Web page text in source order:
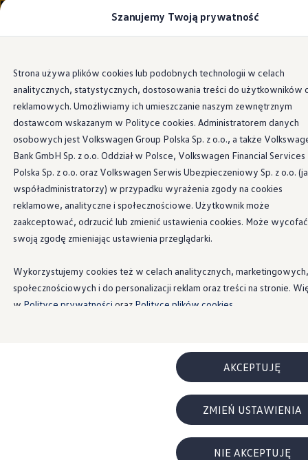
głównej
zawartości
do
stopki
Modele i konfigurator
Auta dostępne od ręki
Cenniki
Modele elektryczne i elektromobilność
Modele elektryczne
Modele elektryczne
Samochody hybrydowe
Przyszłe modele i auta koncepcyjne
ID.4 GTX Xtreme
ID.5 GTX “Xcite”
Nowy ID. Polo GTI
Ładowanie i zasięg
Ładowanie samochodu elektrycznego w domu
Ładowanie samochodu elektrycznego w trasie
Zasięg samochodów elektrycznych
Sposoby płatności
Korzyści i koszty
Koszty utrzymania
Leasing
Najem
Baterie wysokonapięciowe aut elektrycznych
Wyświetlacz head-up z rozszerzoną
System hamowania i odzyskiwanie energii
ID. Sound – poznaj wyjątkowy dźwięk
Strategia Way to Zero
Pozyskiwanie surowców przez recykling
BlueMotion Technologies
Osłona
przeciwwiatrowa
Osłony przeciwwiatrowe pomagają w wentylacji wnętrza
pojazdu. Dzięki nim możesz zostawić lekko uchylone okna i
korzystać ze świeżego powietrza – nawet przy lekkim
Kup teraz
Szanujemy Twoją prywatność
Strona używa plików cookies lub podobnych technologii w celach
analitycznych, statystycznych, dostosowania treści do użytkowników
reklamowych. Umożliwiamy ich umieszczanie naszym zewnętrznym
dostawcom wskazanym w Polityce cookies. Administratorem danych
osobowych jest Volkswagen Group Polska Sp. z o.o., a także
Bank GmbH Sp. z o.o. Oddział w Polsce, Volkswagen Financial Services
Polska Sp. z o.o. oraz Volkswagen Serwis Ubezpieczeniowy Sp. z o.o.
współadministratorzy) w przypadku wyrażenia zgody na cookies
reklamowe, analityczne i społecznościowe. Użytkownik może
zaakceptować, odrzucić lub zmienić ustawienia cookies. Może wycofać
swoją zgodę zmieniając ustawienia przeglądarki.
Wykorzystujemy cookies też w celach analitycznych, marketingowych,
społecznościowych i do personalizacji reklam oraz treści na stronie.
w Polityce prywatności oraz Polityce plików cookies.
AKCEPTUJĘ
NIE AKCEPTUJĘ
ZMIEŃ USTAWIENIA